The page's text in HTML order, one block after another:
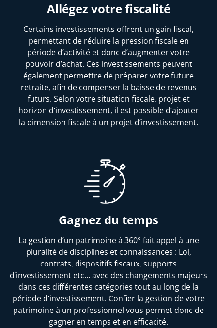
Allégez votre fiscalité
Certains investissements offrent un gain fiscal,
permettant de réduire la pression fiscale en
période d’activité et donc d’augmenter votre
pouvoir d’achat. Ces investissements peuvent
également permettre de préparer votre future
retraite, afin de compenser la baisse de revenus
futurs. Selon votre situation fiscale, projet et
horizon d’investissement, il est possible d’ajouter
la dimension fiscale à un projet d’investissement.
Gagnez du temps
La gestion d’un patrimoine à 360° fait appel à une
pluralité de disciplines et connaissances : Loi,
contrats, dispositifs fiscaux, supports
d’investissement etc… avec des changements majeurs
dans ces différentes catégories tout au long de la
période d’investissement. Confier la gestion de votre
patrimoine à un professionnel vous permet donc de
gagner en temps et en efficacité.